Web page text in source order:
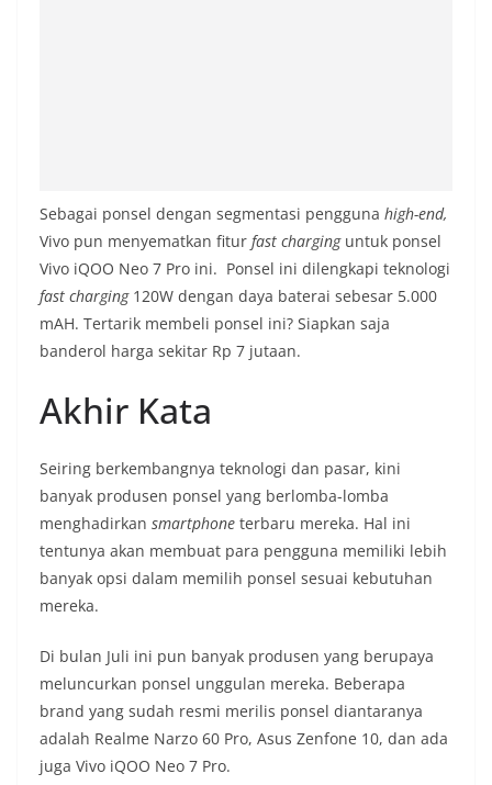
Sebagai ponsel dengan segmentasi pengguna high-end,
Vivo pun menyematkan fitur fast charginguntuk ponsel
Vivo iQOO Neo 7 Pro ini. Ponsel ini dilengkapi teknologi
fast charging 120W dengan daya baterai sebesar 5.000
mAH. Tertarik membeli ponsel ini? Siapkan saja
banderol harga sekitar Rp 7 jutaan.
Akhir Kata
Seiring berkembangnya teknologi dan pasar, kini
banyak produsen ponsel yang berlomba-lomba
menghadirkan smartphone terbaru mereka. Hal ini
tentunya akan membuat para pengguna memiliki lebih
banyak opsi dalam memilih ponsel sesuai kebutuhan
mereka.
Di bulan Juli ini pun banyak produsen yang berupaya
meluncurkan ponsel unggulan mereka. Beberapa
brand yang sudah resmi merilis ponsel diantaranya
adalah Realme Narzo 60 Pro, Asus Zenfone 10, dan ada
juga Vivo iQOO Neo 7 Pro.